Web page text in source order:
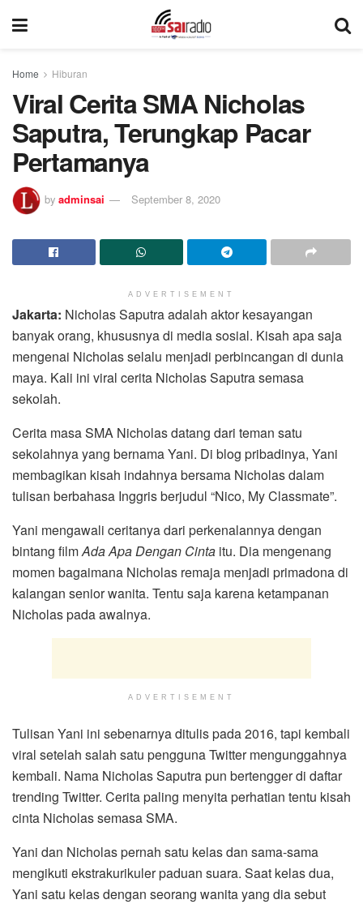
Home Hiburan
Viral Cerita SMA Nicholas
Saputra, Terungkap Pacar
Pertamanya
by adminsai September 8, 2020
ADVERTISEMENT
Jakarta: Nicholas Saputra adalah aktor kesayangan
banyak orang, khususnya di media sosial. Kisah apa saja
mengenai Nicholas selalu menjadi perbincangan di dunia
maya. Kali ini viral cerita Nicholas Saputra semasa
sekolah.
Cerita masa SMA Nicholas datang dari teman satu
sekolahnya yang bernama Yani. Di blog pribadinya, Yani
membagikan kisah indahnya bersama Nicholas dalam
tulisan berbahasa Inggris berjudul “Nico, My Classmate”.
Yani mengawali ceritanya dari perkenalannya dengan
bintang filmAda Apa Dengan Cinta itu. Dia mengenang
momen bagaimana Nicholas remaja menjadi primadona di
kalangan senior wanita. Tentu saja karena ketampanan
Nicholas pada awalnya.
ADVERTISEMENT
Tulisan Yani ini sebenarnya ditulis pada 2016, tapi kembali
viral setelah salah satu pengguna Twitter mengunggahnya
kembali. Nama Nicholas Saputra pun bertengger di daftar
trending Twitter. Cerita paling menyita perhatian tentu kisah
cinta Nicholas semasa SMA.
Yani dan Nicholas pernah satu kelas dan sama-sama
mengikuti ekstrakurikuler paduan suara. Saat kelas dua,
Yani satu kelas dengan seorang wanita yang dia sebut